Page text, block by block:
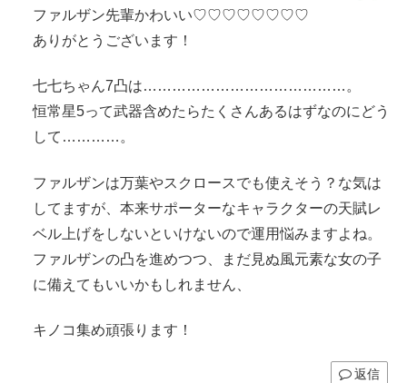
ファルザン先輩かわいい♡♡♡♡♡♡♡♡
ありがとうございます！
七七ちゃん7凸は……………………………………。
恒常星5って武器含めたらたくさんあるはずなのにどう
して…………。
ファルザンは万葉やスクロースでも使えそう？な気は
してますが、本来サポーターなキャラクターの天賦レ
ベル上げをしないといけないので運用悩みますよね。
ファルザンの凸を進めつつ、まだ見ぬ風元素な女の子
に備えてもいいかもしれません、
キノコ集め頑張ります！
返信